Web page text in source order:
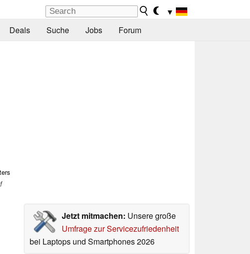
▼
Deals Suche Jobs Forum
Jetzt mitmachen: Unsere große
Umfrage zur Servicezufriedenheit
bei Laptops und Smartphones 2026